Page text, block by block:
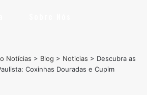
Notícias > Blog > Noticias > Descubra as
Coxinhas Douradas e Cupim